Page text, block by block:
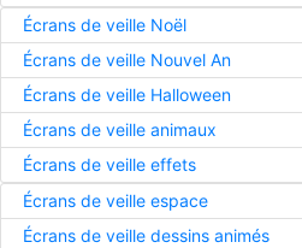
Écrans de veille Noël
Écrans de veille Nouvel An
Écrans de veille Halloween
Écrans de veille animaux
Écrans de veille effets
Écrans de veille espace
Écrans de veille dessins animés